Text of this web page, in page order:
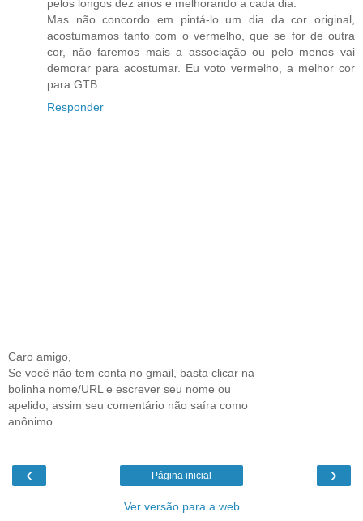
pelos longos dez anos e melhorando a cada dia.
Mas não concordo em pintá-lo um dia da cor original,
acostumamos tanto com o vermelho, que se for de outra
cor, não faremos mais a associação ou pelo menos vai
demorar para acostumar. Eu voto vermelho, a melhor cor
para GTB.
Responder
Caro amigo,
Se você não tem conta no gmail, basta clicar na
bolinha nome/URL e escrever seu nome ou
apelido, assim seu comentário não saíra como
anônimo.
‹ ›
Página inicial
Ver versão para a web